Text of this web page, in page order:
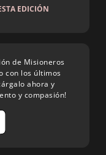
EDICIÓN
de Misioneros
con los últimos
ahora y
y compasión!